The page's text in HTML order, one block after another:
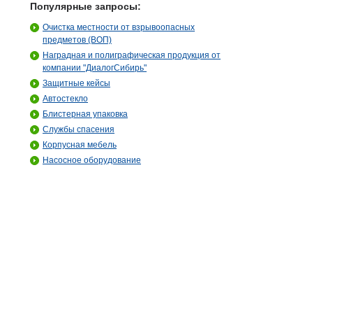
Популярные запросы:
Очистка местности от взрывоопасных
предметов (ВОП)
Наградная и полиграфическая продукция от
компании "ДиалогСибирь"
Защитные кейсы
Автостекло
Блистерная упаковка
Службы спасения
Корпусная мебель
Насосное оборудование